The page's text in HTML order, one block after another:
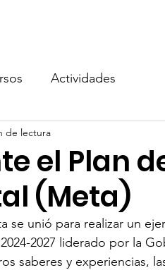
Actividades
el Plan
(Meta)
de lectura
se unió para realizar un
2027 liderado por la
saberes y experiencias,